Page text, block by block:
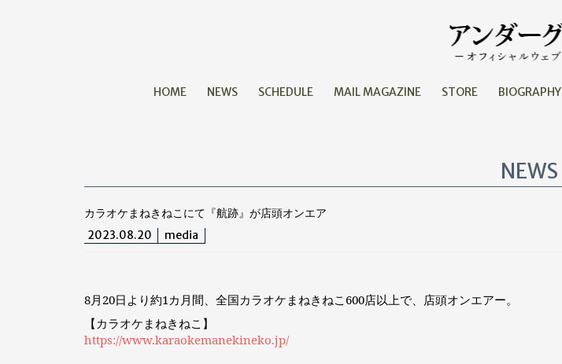
HOME NEWS SCHEDULE MAIL MAGAZINE STORE BIOGRAPHY
NEWS
カラオケまねきねこにて『航跡』が店頭オンエア
2023.08.20 media
8月20日より約1カ月間、全国カラオケまねきねこ600店以上で、店頭オンエアー。
【カラオケまねきねこ】
https://www.karaokemanekineko.jp/